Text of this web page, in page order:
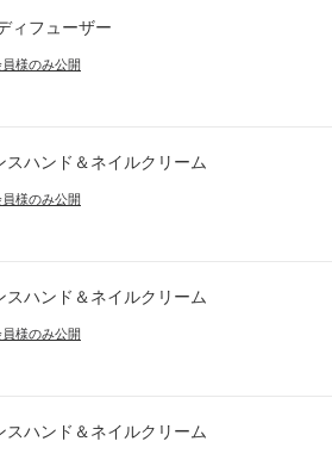
ィフューザー
様のみ公開
スハンド＆ネイルクリーム
様のみ公開
スハンド＆ネイルクリーム
様のみ公開
スハンド＆ネイルクリーム